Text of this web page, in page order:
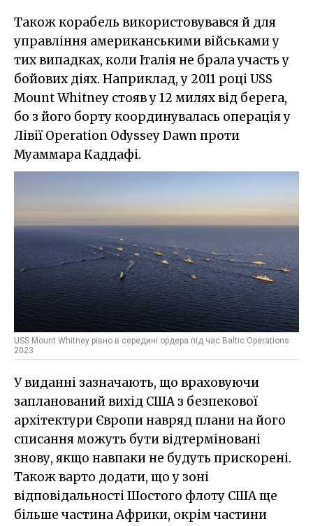
Також корабель використовувався й для
управління американськими військами у
тих випадках, коли Італія не брала участь у
бойових діях. Наприклад, у 2011 році USS
Mount Whitney стояв у 12 милях від берега,
бо з його борту координувалась операція у
Лівії Operation Odyssey Dawn проти
Муаммара Каддафі.
USS Mount Whitney рівно в середині ордера під час Baltic Operations
2023
У виданні зазначають, що враховуючи
запланований вихід США з безпекової
архітектури Європи навряд плани на його
списання можуть бути відтерміновані
знову, якщо навпаки не будуть прискорені.
Також варто додати, що у зоні
відповідальності Шостого флоту США ще
більше частина Африки, окрім частини